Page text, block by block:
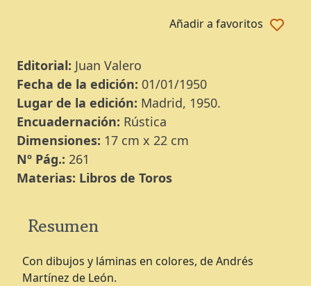
Añadir a favoritos
Editorial: Juan Valero
Fecha de la edición: 01/01/1950
Lugar de la edición: Madrid, 1950.
Encuadernación: Rústica
Dimensiones: 17 cm x 22 cm
Nº Pág.: 261
Materias: Libros de Toros
Resumen
Con dibujos y láminas en colores, de Andrés
Martínez de León.